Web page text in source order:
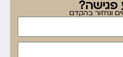
פגישה?
ונחזור בהקדם